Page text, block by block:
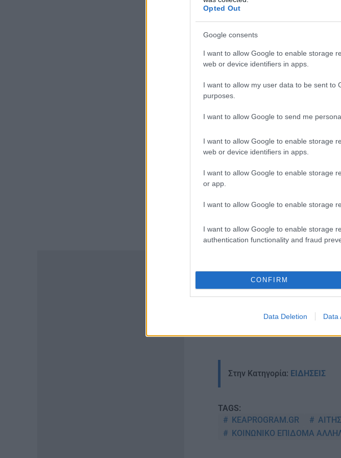
Opted Out
Google consents
I want to allow Google to enable storage
web or device identifiers in apps.
I want to allow my user data to be sent to
purposes.
I want to allow Google to send me
I want to allow Google to enable storage
web or device identifiers in apps.
I want to allow Google to enable storage
or app.
I want to allow Google to enable storage
I want to allow Google to enable storage
authentication functionality and fraud
CONFIRM
Data Deletion Data
Στην Κατηγορία: ΕΙΔΗΣΕΙΣ
TAGS:
KEAPROGRAM.GR
ΚΟΙΝΩΝΙΚΟ ΕΠΙΔΟΜΑ